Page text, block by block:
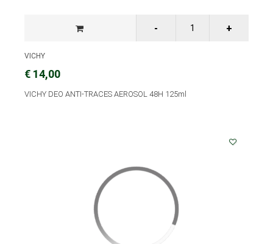
VICHY
€ 14,00
VICHY DEO ANTI-TRACES AEROSOL 48H 125ml